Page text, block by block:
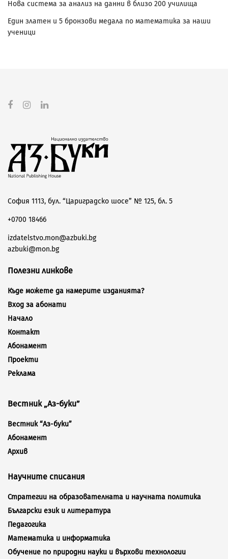
Нова система за анализ на данни в близо 200 училища
Един златен и 5 бронзови медала по математика за наши
ученици
София 1113, бул. “Цариградско шосе” № 125, бл. 5
+0700 18466
izdatelstvo.mon@azbuki.bg
azbuki@mon.bg
Полезни линкове
Къде можете да намерите изданията?
Вход за абонати
Начало
Контакт
Абонамент
Проекти
Реклама
Вестник „Аз-буки”
Вестник “Аз-буки”
Абонамент
Архив
Научните списания
Стратегии на образователната и научната политика
Български език и литература
Педагогика
Математика и информатика
Обучение по природни науки и върхови технологии